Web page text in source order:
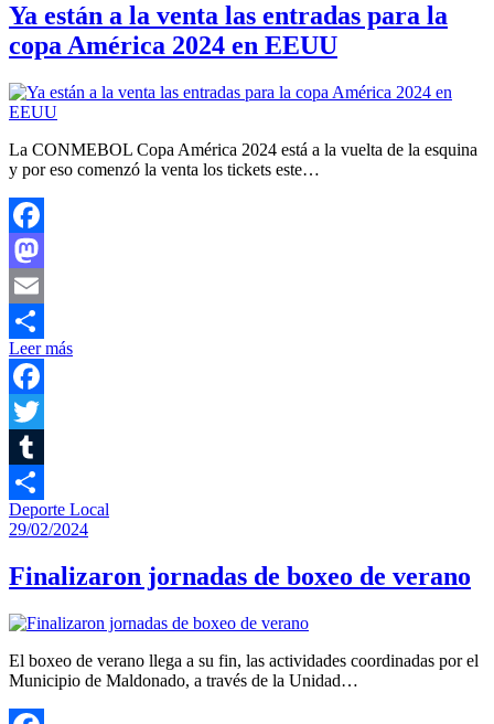
Ya están a la venta las entradas para la
copa América 2024 en EEUU
La CONMEBOL Copa América 2024 está a la vuelta de la esquina
y por eso comenzó la venta los tickets este…
Facebook
Mastodon
Email
Compartir
Leer más
Facebook
Twitter
Tumblr
Compartir
Deporte Local
29/02/2024
Finalizaron jornadas de boxeo de verano
El boxeo de verano llega a su fin, las actividades coordinadas por el
Municipio de Maldonado, a través de la Unidad…